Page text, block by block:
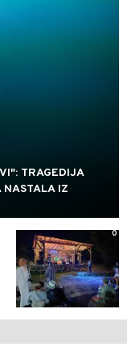
TRAGEDIJA
NASTALA IZ
0